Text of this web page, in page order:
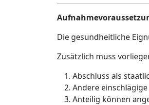
Die gesundheitliche
Zusätzlich muss
Abschluss als
Andere
Anteilig können